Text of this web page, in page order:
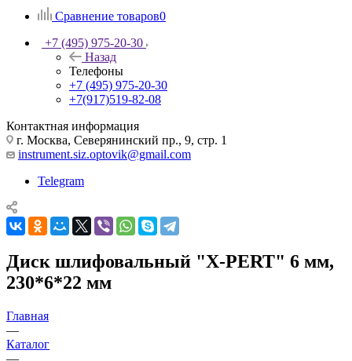
Сравнение товаров0
+7 (495) 975-20-30
Назад
Телефоны
+7 (495) 975-20-30
+7(917)519-82-08
Контактная информация
г. Москва, Северянинский пр., 9, стр. 1
instrument.siz.optovik@gmail.com
Telegram
Диск шлифовальный "X-PERT" 6 мм,
230*6*22 мм
Главная
—
Каталог
—